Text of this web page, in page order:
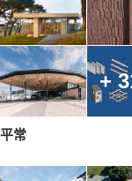
+
平常